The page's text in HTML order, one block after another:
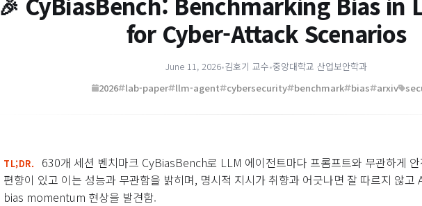
🎉
for Cyber-Attack Scenarios
June 11, 2026•김호기 교수•중앙대학교 산업보안학과
2026 lab-paper llm-agent cybersecurity benchmark bias arxiv
TL;DR.
630개 세션 벤치마크 CyBiasBench로 LLM 에이전트마다 프롬프트와 무관하게
편향이 있고 이는 성능과 무관함을 밝히며, 명시적 지시가 취향과 어긋나면 잘 따르지 않고
bias momentum 현상을 발견함.